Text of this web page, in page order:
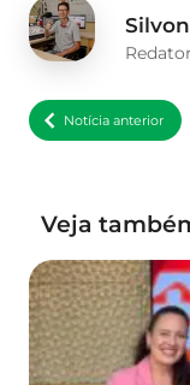
Notícia anterior
Veja